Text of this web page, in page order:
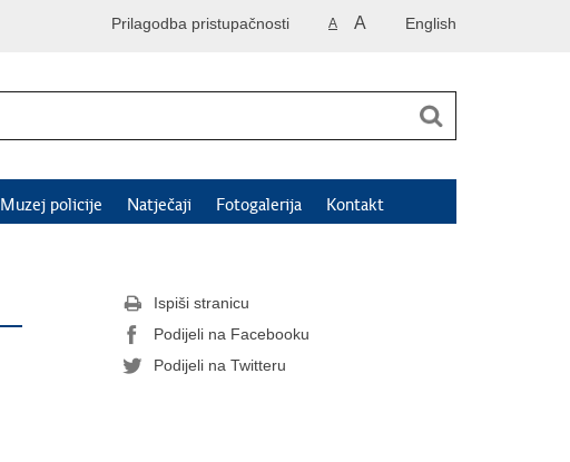
English
A A
Prilagodba pristupačnosti
Muzej policije Natječaji Fotogalerija Kontakt
Ispiši stranicu
Podijeli na Facebooku
Podijeli na Twitteru